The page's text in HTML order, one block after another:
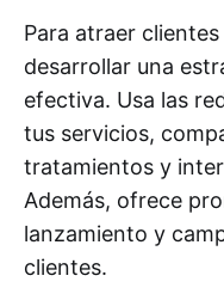
Para atraer
desarrollar una
efectiva. Usa las
tus servicios,
tratamientos y
Además, ofrece
lanzamiento y
clientes.